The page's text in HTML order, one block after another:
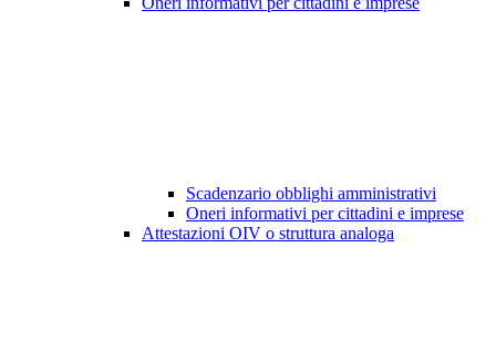
Scadenzario obblighi amministrativi
Oneri informativi per cittadini e imprese
Attestazioni OIV o struttura analoga